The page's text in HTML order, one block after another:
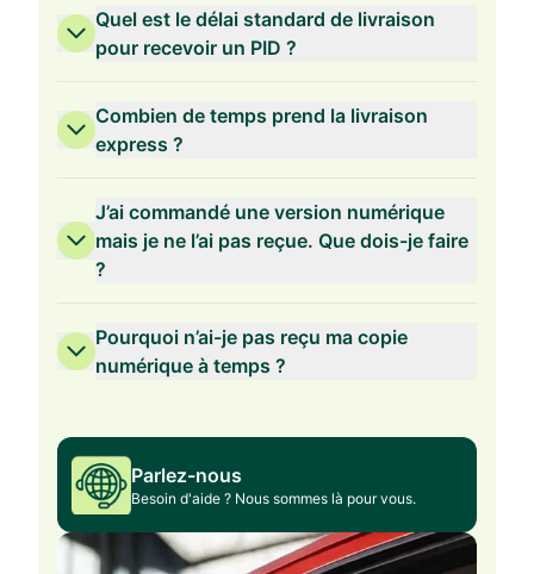
Quel est le délai standard de livraison
pour recevoir un PID ?
Combien de temps prend la livraison
express ?
J’ai commandé une version numérique
mais je ne l’ai pas reçue. Que dois-je faire
?
Pourquoi n’ai-je pas reçu ma copie
numérique à temps ?
Parlez-nous
Besoin d'aide ? Nous sommes là pour vous.